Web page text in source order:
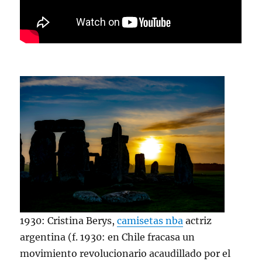
1930: Cristina Berys,camisetas nba actriz
argentina (f. 1930: en Chile fracasa un
movimiento revolucionario acaudillado por el